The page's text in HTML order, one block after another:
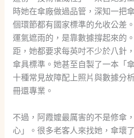
時她在傘廠做過品管，深知一把
個環節都有國家標準的允收公差
運氣遮雨的，是靠數據撐起來的
距，她都要求每英吋不少於八針
傘具標準。她甚至自製了一本「
十種常見故障配上照片與數據分
冊還專業。
不過，阿霞嬤最厲害的不是修傘
心」。很多老客人來找她，傘壞